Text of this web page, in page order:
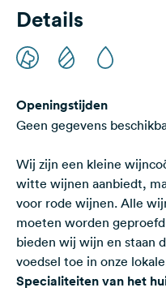
Volg
ons
social
media
Instagram
Details
Openingstijden
Geen gegevens
Wij zijn een kleine
witte wijnen aanbiedt,
voor rode wijnen. Alle
moeten worden
bieden wij wijn en staan
voedsel toe in onze
Specialiteiten van het